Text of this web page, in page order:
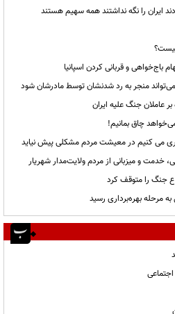
ایران را نگه نداشتند همه سهیم هستند
باج‌خواهی و قربانی کردن اسپانیا
منجر به رد شدنشان توسط مادرشان شود
عاملان جنگ علیه ایران
چاق بمانیم!
کاری می کنیم در معیشت مردم مشکلی پیش نیاید
جنگ را متوقف کرد